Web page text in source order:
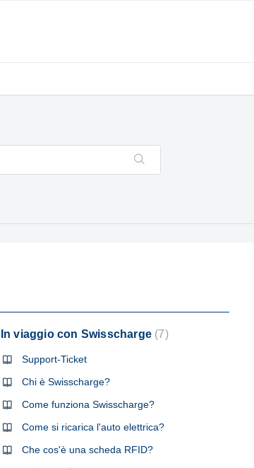
In viaggio con Swisscharge 7
Support-Ticket
Chi è Swisscharge?
Come funziona Swisscharge?
Come si ricarica l'auto elettrica?
Che cos'è una scheda RFID?